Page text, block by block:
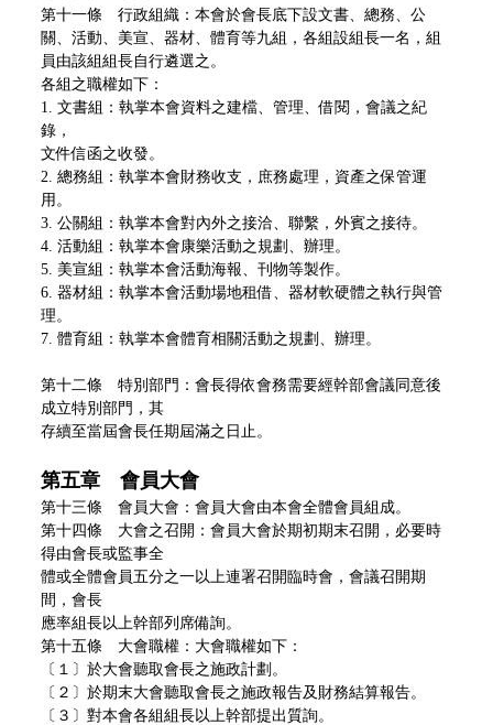
第十一條 行政組織：本會於會長底下設文書、總務、公
關、活動、美宣、器材、體育等九組，各組設組長一名，組
員由該組組長自行遴選之。
各組之職權如下：
1. 文書組：執掌本會資料之建檔、管理、借閱，會議之紀
錄，
文件信函之收發。
2. 總務組：執掌本會財務收支，庶務處理，資產之保管運
用。
3. 公關組：執掌本會對內外之接洽、聯繫，外賓之接待。
4. 活動組：執掌本會康樂活動之規劃、辦理。
5. 美宣組：執掌本會活動海報、刊物等製作。
6. 器材組：執掌本會活動場地租借、器材軟硬體之執行與管
理。
7. 體育組：執掌本會體育相關活動之規劃、辦理。
第十二條 特別部門：會長得依會務需要經幹部會議同意後
成立特別部門，其
存續至當屆會長任期屆滿之日止。
第五章 會員大會
第十三條 會員大會：會員大會由本會全體會員組成。
第十四條 大會之召開：會員大會於期初期末召開，必要時
得由會長或監事全
體或全體會員五分之一以上連署召開臨時會，會議召開期
間，會長
應率組長以上幹部列席備詢。
第十五條 大會職權：大會職權如下：
〔１〕於大會聽取會長之施政計劃。
〔２〕於期末大會聽取會長之施政報告及財務結算報告。
〔３〕對本會各組組長以上幹部提出質詢。